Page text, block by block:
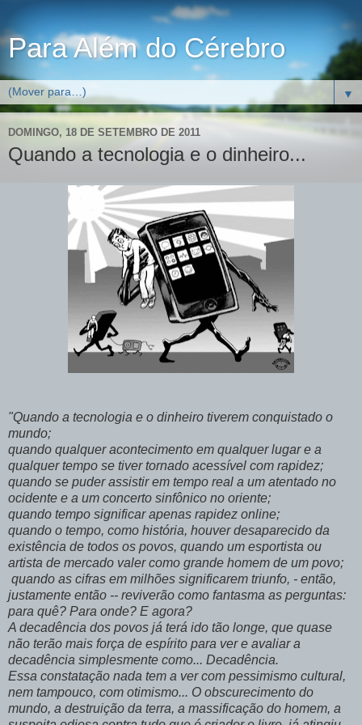
Para Além do Cérebro
▼
DOMINGO, 18 DE SETEMBRO DE 2011
Quando a tecnologia e o dinheiro...
"Quando a tecnologia e o dinheiro tiverem conquistado o
mundo;
quando qualquer acontecimento em qualquer lugar e a
qualquer tempo se tiver tornado acessível com rapidez;
quando se puder assistir em tempo real a um atentado no
ocidente e a um concerto sinfônico no oriente;
quando tempo significar apenas rapidez online;
quando o tempo, como história, houver desaparecido da
existência de todos os povos, quando um esportista ou
artista de mercado valer como grande homem de um povo;
quando as cifras em milhões significarem triunfo, - então,
justamente então -- reviverão como fantasma as perguntas:
para quê? Para onde? E agora?
A decadência dos povos já terá ido tão longe, que quase
não terão mais força de espírito para ver e avaliar a
decadência simplesmente como... Decadência.
Essa constatação nada tem a ver com pessimismo cultural,
nem tampouco, com otimismo... O obscurecimento do
mundo, a destruição da terra, a massificação do homem, a